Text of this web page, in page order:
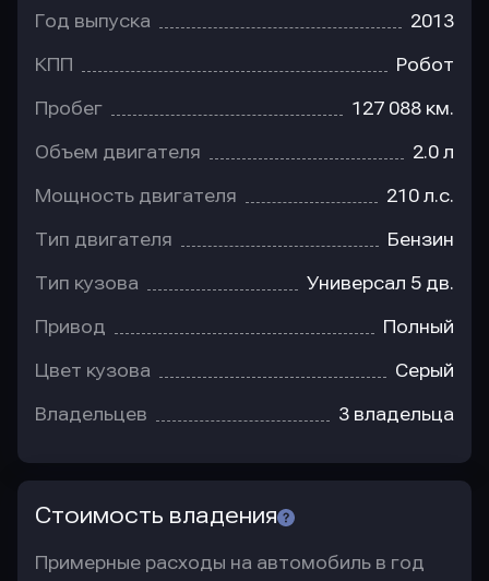
Год выпуска 2013
КПП Робот
Пробег 127 088 км.
Объем двигателя 2.0 л
Мощность двигателя 210 л.с.
Тип двигателя Бензин
Тип кузова Универсал 5 дв.
Привод Полный
Цвет кузова Серый
Владельцев 3 владельца
Стоимость владения
Примерные расходы на автомобиль в год